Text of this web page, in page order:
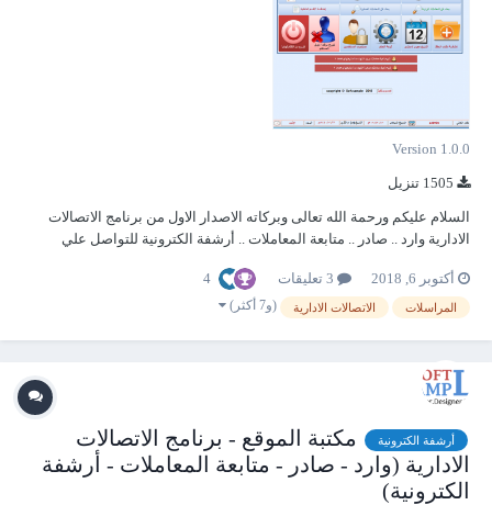
Version 1.0.0
السلام عليكم ورحمة الله تعالى وبركاته الاصدار الاول من برنامج الاتصالات
الادارية وارد .. صادر .. متابعة المعاملات .. أرشفة الكترونية للتواصل علي
لتحميل نسخة تجريبية من الرابط التالى https://drive.google.com/open?
id=1...
أكتوبر 6, 2018 4
المراسلات الاتصالات الادارية (و7 أكثر)
أرشفة الكترونية
مكتبة الموقع - برنامج الاتصالات
الادارية (وارد - صادر - متابعة المعاملات - أرشفة
الكترونية)